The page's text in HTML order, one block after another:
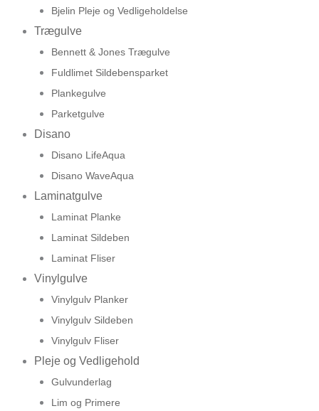
Bjelin Pleje og Vedligeholdelse
Trægulve
Bennett & Jones Trægulve
Fuldlimet Sildebensparket
Plankegulve
Parketgulve
Disano
Disano LifeAqua
Disano WaveAqua
Laminatgulve
Laminat Planke
Laminat Sildeben
Laminat Fliser
Vinylgulve
Vinylgulv Planker
Vinylgulv Sildeben
Vinylgulv Fliser
Pleje og Vedligehold
Gulvunderlag
Lim og Primere